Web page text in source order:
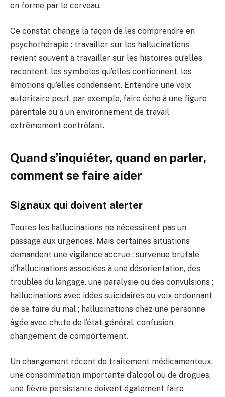
en forme par le cerveau.
Ce constat change la façon de les comprendre en
psychothérapie : travailler sur les hallucinations
revient souvent à travailler sur les histoires qu’elles
racontent, les symboles qu’elles contiennent, les
émotions qu’elles condensent. Entendre une voix
autoritaire peut, par exemple, faire écho à une figure
parentale ou à un environnement de travail
extrêmement contrôlant.
Quand s’inquiéter, quand en parler,
comment se faire aider
Signaux qui doivent alerter
Toutes les hallucinations ne nécessitent pas un
passage aux urgences. Mais certaines situations
demandent une vigilance accrue : survenue brutale
d’hallucinations associées à une désorientation, des
troubles du langage, une paralysie ou des convulsions ;
hallucinations avec idées suicidaires ou voix ordonnant
de se faire du mal ; hallucinations chez une personne
âgée avec chute de l’état général, confusion,
changement de comportement.
Un changement récent de traitement médicamenteux,
une consommation importante d’alcool ou de drogues,
une fièvre persistante doivent également faire